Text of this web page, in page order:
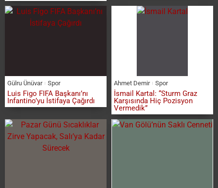
Gülru Ünüvar Spor
Luis Figo FIFA Başkanı’nı
Infantino’yu İstifaya Çağırdı
Ahmet Demir Spor
İsmail Kartal: “Sturm Graz
Karşısında Hiç Pozisyon
Vermedik”